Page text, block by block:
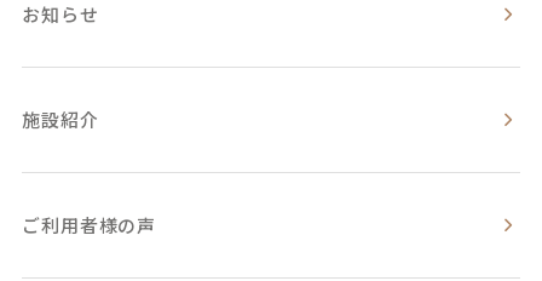
お知らせ
施設紹介
ご利用者様の声